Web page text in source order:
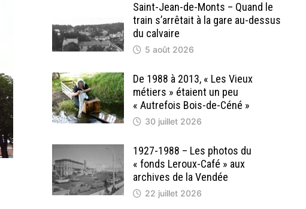
Saint-Jean-de-Monts – Quand le
train s’arrêtait à la gare au-dessus
du calvaire
5 août 2026
De 1988 à 2013, « Les Vieux
métiers » étaient un peu
« Autrefois Bois-de-Céné »
30 juillet 2026
1927-1988 – Les photos du
« fonds Leroux-Café » aux
archives de la Vendée
22 juillet 2026